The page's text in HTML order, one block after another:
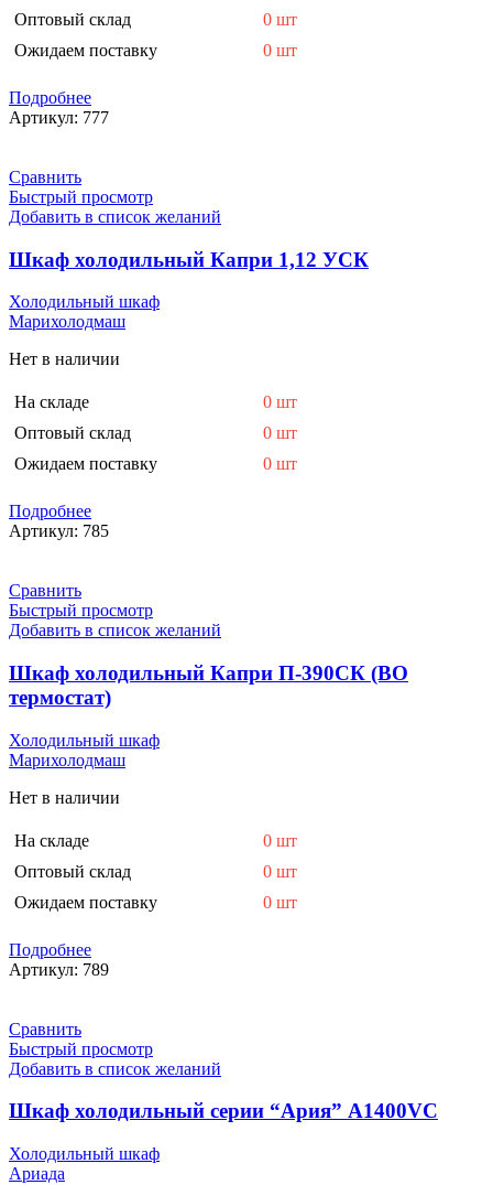
Оптовый склад
0 шт
Ожидаем поставку
0 шт
Подробнее
Артикул: 777
Сравнить
Быстрый просмотр
Добавить в список желаний
Шкаф холодильный Капри 1,12 УСК
Холодильный шкаф
Марихолодмаш
Нет в наличии
На складе
0 шт
Оптовый склад
0 шт
Ожидаем поставку
0 шт
Подробнее
Артикул: 785
Сравнить
Быстрый просмотр
Добавить в список желаний
Шкаф холодильный Капри П-390СК (ВО
термостат)
Холодильный шкаф
Марихолодмаш
Нет в наличии
На складе
0 шт
Оптовый склад
0 шт
Ожидаем поставку
0 шт
Подробнее
Артикул: 789
Сравнить
Быстрый просмотр
Добавить в список желаний
Шкаф холодильный серии “Ария” А1400VC
Холодильный шкаф
Ариада